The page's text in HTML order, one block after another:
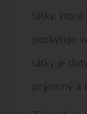
látky,
poskytuje
látky je
príjemný a